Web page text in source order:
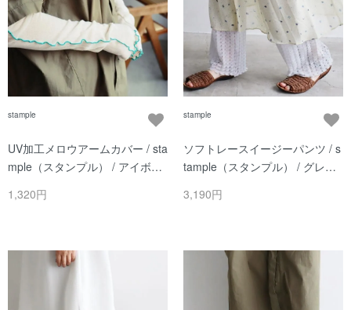
stample
UV加工メロウアームカバー / sta
mple（スタンプル） / アイボリ
1,320円
stample
ソフトレースイージーパンツ / s
tample（スタンプル） / グレー /
3,190円